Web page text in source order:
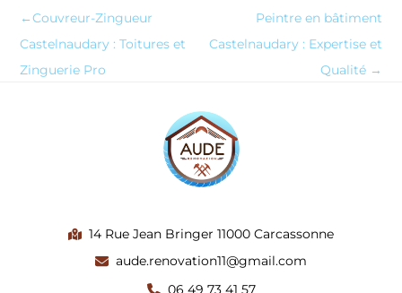
←Couvreur-Zingueur
Castelnaudary : Toitures et
Zinguerie Pro
Peintre en bâtiment
Castelnaudary : Expertise et
Qualité →
14 Rue Jean Bringer 11000 Carcassonne
aude.renovation11@gmail.com